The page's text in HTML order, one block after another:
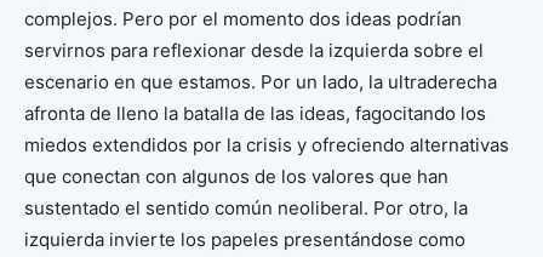
complejos. Pero por el momento dos ideas podrían
servirnos para reflexionar desde la izquierda sobre el
escenario en que estamos. Por un lado, la ultraderecha
afronta de lleno la batalla de las ideas, fagocitando los
miedos extendidos por la crisis y ofreciendo alternativas
que conectan con algunos de los valores que han
sustentado el sentido común neoliberal. Por otro, la
izquierda invierte los papeles presentándose como